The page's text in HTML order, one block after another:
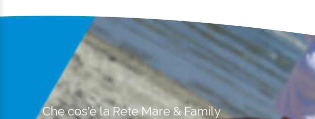
Che cos'è la Rete Mare & Family